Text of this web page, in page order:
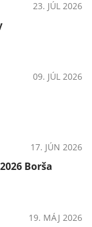
23. JÚL 2026
09. JÚL 2026
17. JÚN 2026
Borša
19. MÁJ 2026